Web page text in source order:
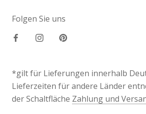
Folgen Sie uns
*gilt für Lieferungen innerhalb
Lieferzeiten für andere Länder
der Schaltfläche Zahlung und